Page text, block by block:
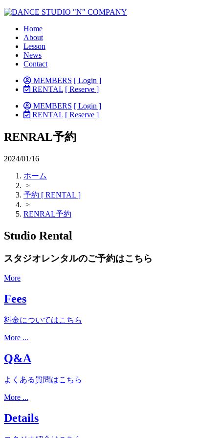
Home
About
Lesson
News
Contact
MEMBERS [ Login ]
RENTAL [ Reserve ]
MEMBERS [ Login ]
RENTAL [ Reserve ]
RENRAL予約
2024/01/16
ホーム
>
予約 [ RENTAL ]
>
RENRAL予約
Studio Rental
スタジオレンタルのご予約はこちら
More
Fees
料金についてはこちら
More ...
Q&A
よくある質問はこちら
More ...
Details